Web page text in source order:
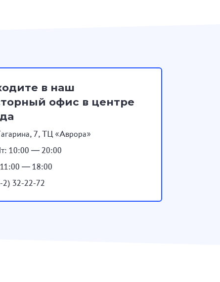
в наш
офис в центре
7, ТЦ «Аврора»
10:00 — 20:00
— 18:00
2) 32-22-72